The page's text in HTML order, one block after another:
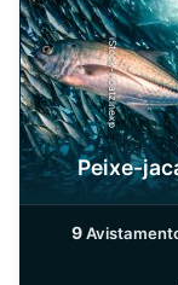
iStock-Hoatzinexp
Peixe-
9
Usar dados
Identificar
informações
Finalidades de
Necessário